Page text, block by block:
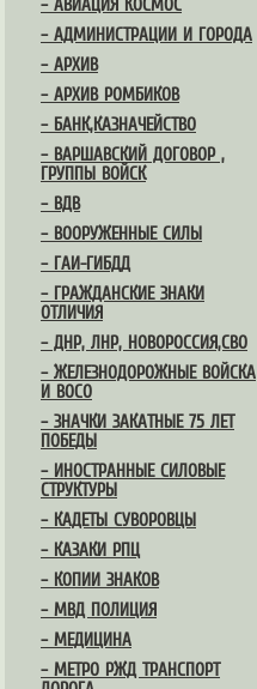
– АВИАЦИЯ КОСМОС
– АДМИНИСТРАЦИИ И ГОРОДА
– АРХИВ
– АРХИВ РОМБИКОВ
– БАНК,КАЗНАЧЕЙСТВО
– ВАРШАВСКИЙ ДОГОВОР ,
ГРУППЫ ВОЙСК
– ВДВ
– ВООРУЖЕННЫЕ СИЛЫ
– ГАИ-ГИБДД
– ГРАЖДАНСКИЕ ЗНАКИ
ОТЛИЧИЯ
– ДНР, ЛНР, НОВОРОССИЯ,СВО
– ЖЕЛЕЗНОДОРОЖНЫЕ ВОЙСКА
И ВОСО
– ЗНАЧКИ ЗАКАТНЫЕ 75 ЛЕТ
ПОБЕДЫ
– ИНОСТРАННЫЕ СИЛОВЫЕ
СТРУКТУРЫ
– КАДЕТЫ СУВОРОВЦЫ
– КАЗАКИ РПЦ
– КОПИИ ЗНАКОВ
– МВД ПОЛИЦИЯ
– МЕДИЦИНА
– МЕТРО РЖД ТРАНСПОРТ